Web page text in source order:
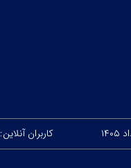
کاربران آنلاین: 0